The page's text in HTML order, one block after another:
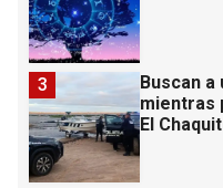
Buscan
mientras
El
3